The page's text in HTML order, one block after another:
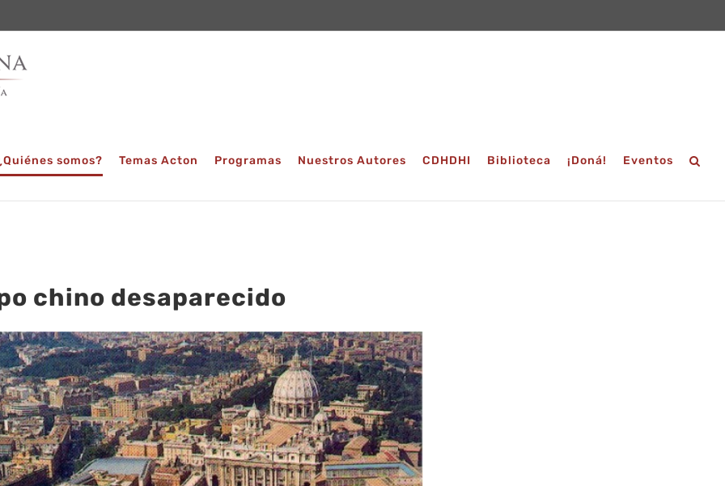
somos? Temas Acton Programas Nuestros Autores CDHDHI Biblioteca ¡Doná! Eventos
chino desaparecido